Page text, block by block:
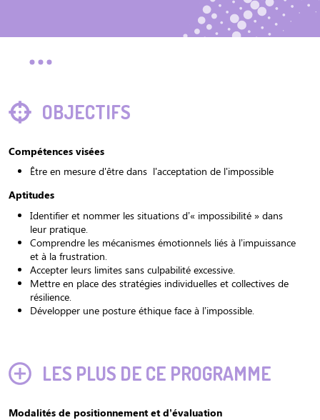
OBJECTIFS
Compétences visées
Être en mesure d'être dans l'acceptation de l'impossible
Aptitudes
Identifier et nommer les situations d’« impossibilité » dans
leur pratique.
Comprendre les mécanismes émotionnels liés à l’impuissance
et à la frustration.
Accepter leurs limites sans culpabilité excessive.
Mettre en place des stratégies individuelles et collectives de
résilience.
Développer une posture éthique face à l’impossible.
LES PLUS DE CE PROGRAMME
Modalités de positionnement et d’évaluation